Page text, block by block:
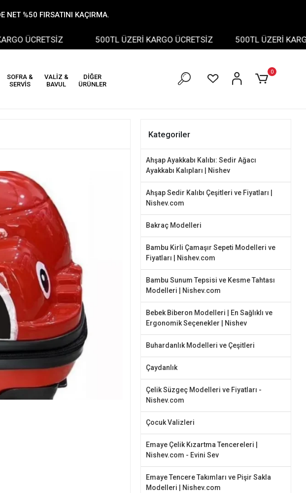
NET %50 FIRSATINI KAÇIRMA.
500TL ÜZERİ KARGO ÜCRETSİZ 500TL ÜZERİ KARGO
SOFRA &
SERVİS
VALİZ &
BAVUL
DİĞER
ÜRÜNLER
0
Kategoriler
Ahşap Ayakkabı Kalıbı: Sedir Ağacı
Ayakkabı Kalıpları | Nishev
Ahşap Sedir Kalıbı Çeşitleri ve Fiyatları |
Nishev.com
Bakraç Modelleri
Bambu Kirli Çamaşır Sepeti Modelleri ve
Fiyatları | Nishev.com
Bambu Sunum Tepsisi ve Kesme Tahtası
Modelleri | Nishev.com
Bebek Biberon Modelleri | En Sağlıklı ve
Ergonomik Seçenekler | Nishev
Buhardanlık Modelleri ve Çeşitleri
Çaydanlık
Çelik Süzgeç Modelleri ve Fiyatları -
Nishev.com
Çocuk Valizleri
Emaye Çelik Kızartma Tencereleri |
Nishev.com - Evini Sev
Emaye Tencere Takımları ve Pişir Sakla
Modelleri | Nishev.com